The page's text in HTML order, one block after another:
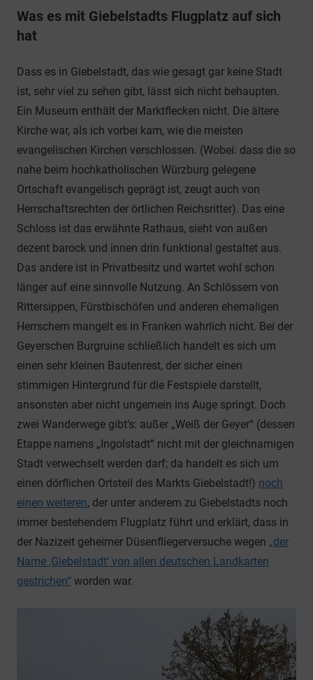
Was es mit Giebelstadts Flugplatz auf sich
hat
Dass es in Giebelstadt, das wie gesagt gar keine Stadt
ist, sehr viel zu sehen gibt, lässt sich nicht behaupten.
Ein Museum enthält der Marktflecken nicht. Die ältere
Kirche war, als ich vorbei kam, wie die meisten
evangelischen Kirchen verschlossen. (Wobei: dass die so
nahe beim hochkatholischen Würzburg gelegene
Ortschaft evangelisch geprägt ist, zeugt auch von
Herrschaftsrechten der örtlichen Reichsritter). Das eine
Schloss ist das erwähnte Rathaus, sieht von außen
dezent barock und innen drin funktional gestaltet aus.
Das andere ist in Privatbesitz und wartet wohl schon
länger auf eine sinnvolle Nutzung. An Schlössern von
Rittersippen, Fürstbischöfen und anderen ehemaligen
Herrschern mangelt es in Franken wahrlich nicht. Bei der
Geyerschen Burgruine schließlich handelt es sich um
einen sehr kleinen Bautenrest, der sicher einen
stimmigen Hintergrund für die Festspiele darstellt,
ansonsten aber nicht ungemein ins Auge springt. Doch
zwei Wanderwege gibt’s: außer „Weiß der Geyer“ (dessen
Etappe namens „Ingolstadt“ nicht mit der gleichnamigen
Stadt verwechselt werden darf; da handelt es sich um
einen dörflichen Ortsteil des Markts Giebelstadt!) noch
einen weiteren, der unter anderem zu Giebelstadts noch
immer bestehendem Flugplatz führt und erklärt, dass in
der Nazizeit geheimer Düsenfliegerversuche wegen „der
Name ‚Giebelstadt‘ von allen deutschen Landkarten
gestrichen“ worden war.